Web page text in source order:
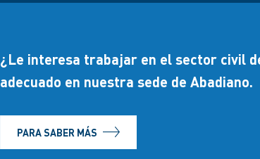
¿Le interesa trabajar en el sector civil
adecuado en nuestra sede de Abadiano.
PARA SABER MÁS